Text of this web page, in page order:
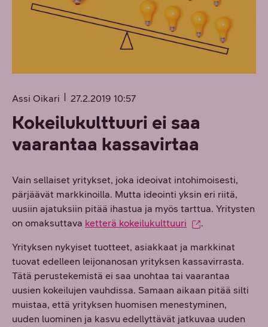
Assi Oikari 27.2.2019 10:57
Kokeilukulttuuri ei saa
vaarantaa kassavirtaa
Vain sellaiset yritykset, joka ideoivat intohimoisesti,
pärjäävät markkinoilla. Mutta ideointi yksin eri riitä,
uusiin ajatuksiin pitää ihastua ja myös tarttua. Yritysten
on omaksuttava ketterä kokeilukulttuuri .
Yrityksen nykyiset tuotteet, asiakkaat ja markkinat
tuovat edelleen leijonanosan yrityksen kassavirrasta.
Tätä perustekemistä ei saa unohtaa tai vaarantaa
uusien kokeilujen vauhdissa. Samaan aikaan pitää silti
muistaa, että yrityksen huomisen menestyminen,
uuden luominen ja kasvu edellyttävät jatkuvaa uuden